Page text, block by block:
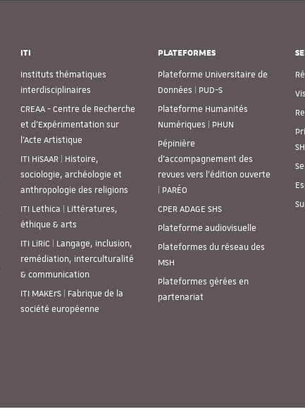
ITI
Instituts thématiques
interdisciplinaires
CREAA - Centre de Recherche
et d’Expérimentation sur
l’Acte Artistique
ITI HiSAAR | Histoire,
sociologie, archéologie et
anthropologie des religions
ITI Lethica | Littératures,
éthique & arts
ITI LiRiC | Langage, inclusion,
remédiation, interculturalité
& communication
ITI MAKErS | Fabrique de la
société européenne
PLATEFORMES
Plateforme Universitaire de
Données | PUD-S
Plateforme Humanités
Numériques | PHUN
Pépinière
d’accompagnement des
revues vers l’édition ouverte
| PARÉO
CPER ADAGE SHS
Plateforme audiovisuelle
Plateformes du réseau des
MSH
Plateformes gérées en
partenariat